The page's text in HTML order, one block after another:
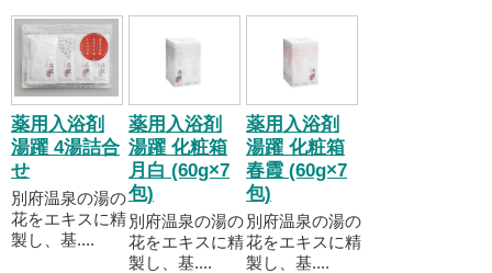
薬用入浴剤
湯躍 4湯詰合
せ
別府温泉の湯の
花をエキスに精
製し、基....
薬用入浴剤
湯躍 化粧箱
月白 (60g×7
包)
別府温泉の湯の
花をエキスに精
製し、基....
薬用入浴剤
湯躍 化粧箱
春霞 (60g×7
包)
別府温泉の湯の
花をエキスに精
製し、基....